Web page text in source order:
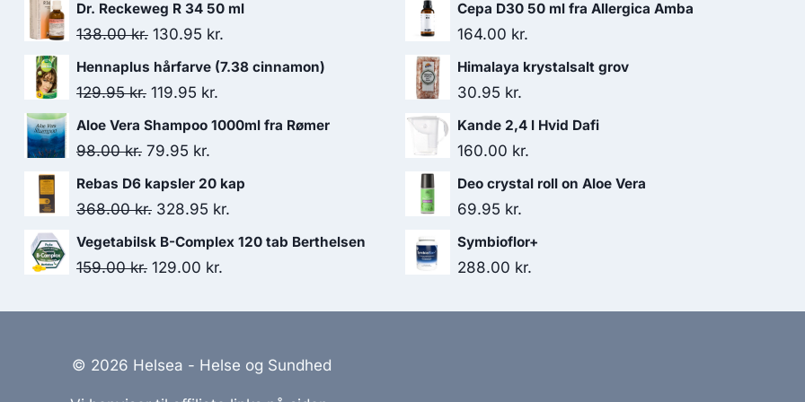
Dr. Reckeweg R 34 50 ml
138.00kr. Den
oprindelige
pris
138.00 kr..
130.95 kr.
aktuelle
Hennaplus hårfarve (7.38 cinnamon)
129.95kr. Den
oprindelige
pris
129.95 kr..
119.95 kr.
aktuelle
Aloe Vera Shampoo 1000ml fra Rømer
98.00kr. Den
oprindelige
pris
98.00 kr..
79.95 kr.
aktuelle
pris
Rebas D6 kapsler 20 kap
368.00kr. Den
oprindelige
pris
368.00 kr..
328.95 kr.
aktuelle
328.95 kr..
Vegetabilsk B-Complex 120 tab Berthelsen
159.00kr. Den
159.00 kr..
129.00 kr.
129.00 kr..
Cepa D30 50 ml fra Allergica Amba
164.00 kr.
Himalaya krystalsalt grov
30.95 kr.
Kande 2,4 l Hvid Dafi
160.00 kr.
Deo crystal roll on Aloe Vera
69.95 kr.
Symbioflor+
288.00 kr.
© 2026 Helsea - Helse og Sundhed